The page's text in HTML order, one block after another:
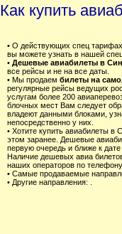
Как купить
• О действующих спец
вы можете узнать в нашей
• Дешевые авиабилеты в
все рейсы и не на все даты.
• Мы продаем билеты на
регулярные рейсы ведущих
услугам более 200
блочных мест Вам следует
владеют данными блоками,
непосредственно у них.
• Хотите купить авиабилеты в
этом заранее. Дешевые
первую очередь и ближе к
Наличие дешевых авиа
наших операторов по
• Самые продаваемые
• Другие направления: .